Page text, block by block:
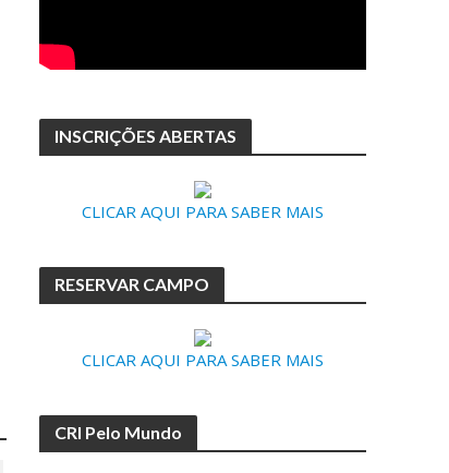
INSCRIÇÕES ABERTAS
CLICAR AQUI PARA SABER MAIS
RESERVAR CAMPO
CLICAR AQUI PARA SABER MAIS
CRI Pelo Mundo